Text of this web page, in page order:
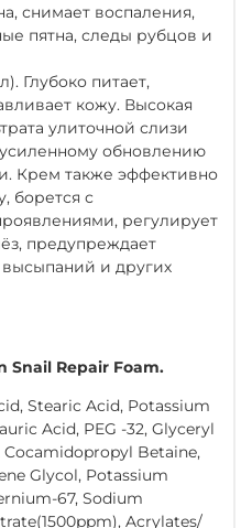
снимает воспаления,
пятна, следы рубцов и
Глубоко питает,
кожу. Высокая
улиточной слизи
усиленному обновлению
Крем также эффективно
борется с
регулирует
предупреждает
и других
Repair Foam.
Stearic Acid, Potassium
Acid, PEG -32, Glyceryl
Cocamidopropyl Betaine,
Glycol, Potassium
67, Sodium
Acrylates/